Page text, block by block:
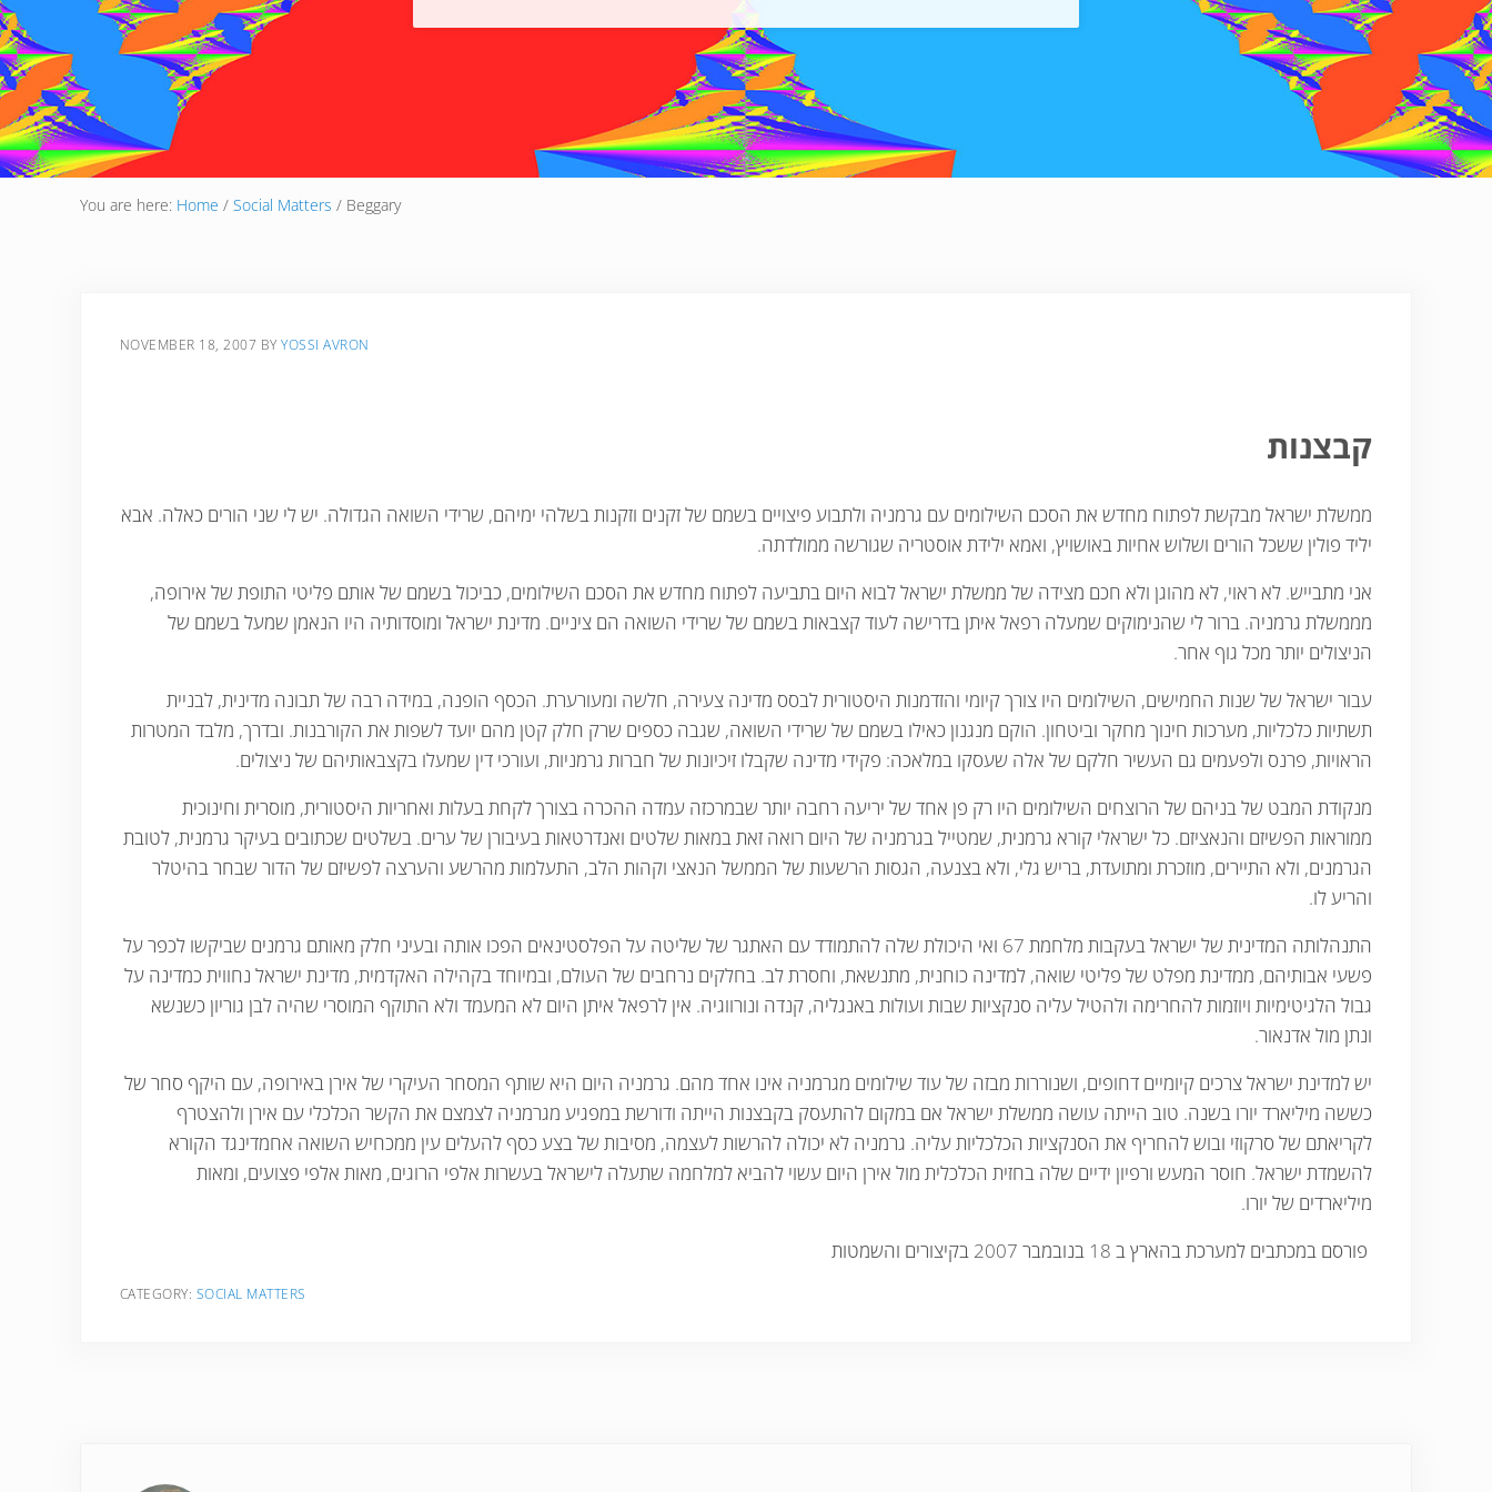
You are here: Home / Social Matters / Beggary
NOVEMBER 18, 2007 BYYOSSI AVRON
קבצנות
ממשלת ישראל מבקשת לפתוח מחדש את הסכם השילומים עם גרמניה ולתבוע פיצויים בשמם של זקנים וזקנות בשלהי ימיהם, שרידי השואה הגדולה. יש לי שני הורים כאלה. אבא
יליד פולין ששכל הורים ושלוש אחיות באושויץ, ואמא ילידת אוסטריה שגורשה ממולדתה.
אני מתבייש. לא ראוי, לא מהוגן ולא חכם מצידה של ממשלת ישראל לבוא היום בתביעה לפתוח מחדש את הסכם השילומים, כביכול בשמם של אותם פליטי התופת של אירופה,
מממשלת גרמניה. ברור לי שהנימוקים שמעלה רפאל איתן בדרישה לעוד קצבאות בשמם של שרידי השואה הם ציניים. מדינת ישראל ומוסדותיה היו הנאמן שמעל בשמם של
הניצולים יותר מכל גוף אחר.
עבור ישראל של שנות החמישים, השילומים היו צורך קיומי והזדמנות היסטורית לבסס מדינה צעירה, חלשה ומעורערת. הכסף הופנה, במידה רבה של תבונה מדינית, לבניית
תשתיות כלכליות, מערכות חינוך מחקר וביטחון. הוקם מנגנון כאילו בשמם של שרידי השואה, שגבה כספים שרק חלק קטן מהם יועד לשפות את הקורבנות. ובדרך, מלבד המטרות
הראויות, פרנס ולפעמים גם העשיר חלקם של אלה שעסקו במלאכה: פקידי מדינה שקבלו זיכיונות של חברות גרמניות, ועורכי דין שמעלו בקצבאותיהם של ניצולים.
מנקודת המבט של בניהם של הרוצחים השילומים היו רק פן אחד של יריעה רחבה יותר שבמרכזה עמדה ההכרה בצורך לקחת בעלות ואחריות היסטורית, מוסרית וחינוכית
ממוראות הפשיזם והנאציזם. כל ישראלי קורא גרמנית, שמטייל בגרמניה של היום רואה זאת במאות שלטים ואנדרטאות בעיבורן של ערים. בשלטים שכתובים בעיקר גרמנית, לטובת
הגרמנים, ולא התיירים, מוזכרת ומתועדת, בריש גלי, ולא בצנעה, הגסות הרשעות של הממשל הנאצי וקהות הלב, התעלמות מהרשע והערצה לפשיזם של הדור שבחר בהיטלר
והריע לו.
התנהלותה המדינית של ישראל בעקבות מלחמת 67 ואי היכולת שלה להתמודד עם האתגר של שליטה על הפלסטינאים הפכו אותה ובעיני חלק מאותם גרמנים שביקשו לכפר על
פשעי אבותיהם, ממדינת מפלט של פליטי שואה, למדינה כוחנית, מתנשאת, וחסרת לב. בחלקים נרחבים של העולם, ובמיוחד בקהילה האקדמית, מדינת ישראל נחווית כמדינה על
גבול הלגיטימיות ויוזמות להחרימה ולהטיל עליה סנקציות שבות ועולות באנגליה, קנדה ונורווגיה. אין לרפאל איתן היום לא המעמד ולא התוקף המוסרי שהיה לבן גוריון כשנשא
ונתן מול אדנאור.
יש למדינת ישראל צרכים קיומיים דחופים, ושנוררות מבזה של עוד שילומים מגרמניה אינו אחד מהם. גרמניה היום היא שותף המסחר העיקרי של אירן באירופה, עם היקף סחר של
כששה מיליארד יורו בשנה. טוב הייתה עושה ממשלת ישראל אם במקום להתעסק בקבצנות הייתה ודורשת במפגיע מגרמניה לצמצם את הקשר הכלכלי עם אירן ולהצטרף
לקריאתם של סרקוזי ובוש להחריף את הסנקציות הכלכליות עליה. גרמניה לא יכולה להרשות לעצמה, מסיבות של בצע כסף להעלים עין ממכחיש השואה אחמדינגד הקורא
להשמדת ישראל. חוסר המעש ורפיון ידיים שלה בחזית הכלכלית מול אירן היום עשוי להביא למלחמה שתעלה לישראל בעשרות אלפי הרוגים, מאות אלפי פצועים, ומאות
מיליארדים של יורו.
פורסם במכתבים למערכת בהארץ ב 18 בנובמבר 2007 בקיצורים והשמטות
CATEGORY: SOCIAL MATTERS